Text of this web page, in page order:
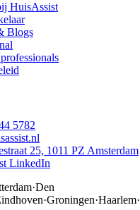
HuisAssist
Blogs
5782
25, 1011 PZ Amsterdam
LinkedIn
·Den
·Groningen·Haarlem·